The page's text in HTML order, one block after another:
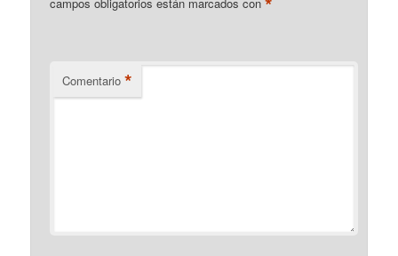
Comentario *